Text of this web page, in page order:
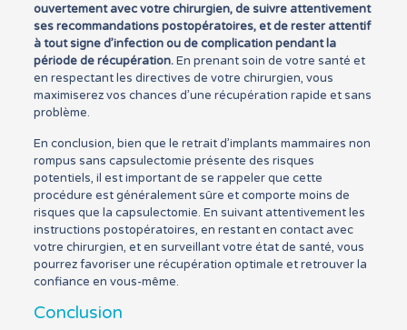
ouvertement avec votre chirurgien, de suivre attentivement
ses recommandations postopératoires, et de rester attentif
à tout signe d’infection ou de complication pendant la
période de récupération.En prenant soin de votre santé et
en respectant les directives de votre chirurgien, vous
maximiserez vos chances d’une récupération rapide et sans
problème.
En conclusion, bien que le retrait d’implants mammaires non
rompus sans capsulectomie présente des risques
potentiels, il est important de se rappeler que cette
procédure est généralement sûre et comporte moins de
risques que la capsulectomie. En suivant attentivement les
instructions postopératoires, en restant en contact avec
votre chirurgien, et en surveillant votre état de santé, vous
pourrez favoriser une récupération optimale et retrouver la
confiance en vous-même.
Conclusion